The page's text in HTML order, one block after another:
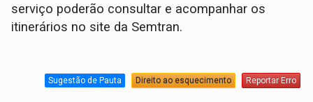
serviço poderão consultar e acompanhar os
itinerários no site da Semtran.
Sugestão de Pauta Direito ao esquecimento Reportar Erro